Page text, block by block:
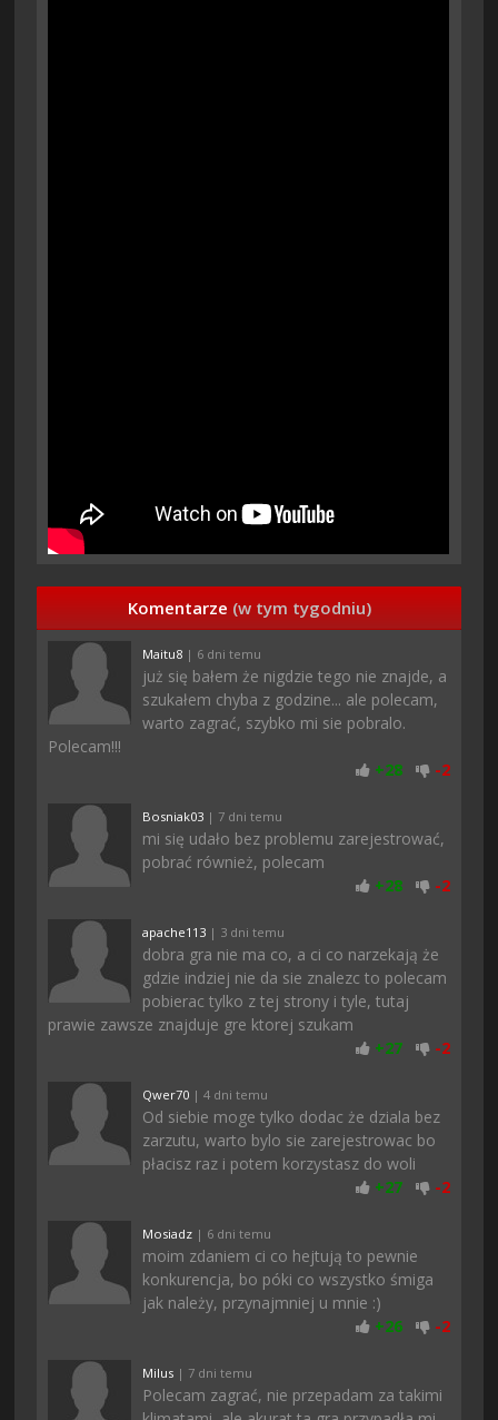
Komentarze (w tym tygodniu)
Maitu8 | 6 dni temu
już się bałem że nigdzie tego nie znajde, a
szukałem chyba z godzine... ale polecam,
warto zagrać, szybko mi sie pobralo.
Polecam!!!
+28 -2
Bosniak03 | 7 dni temu
mi się udało bez problemu zarejestrować,
pobrać również, polecam
+28 -2
apache113 | 3 dni temu
dobra gra nie ma co, a ci co narzekają że
gdzie indziej nie da sie znalezc to polecam
pobierac tylko z tej strony i tyle, tutaj
prawie zawsze znajduje gre ktorej szukam
+27 -2
Qwer70 | 4 dni temu
Od siebie moge tylko dodac że dziala bez
zarzutu, warto bylo sie zarejestrowac bo
płacisz raz i potem korzystasz do woli
+27 -2
Mosiadz | 6 dni temu
moim zdaniem ci co hejtują to pewnie
konkurencja, bo póki co wszystko śmiga
jak należy, przynajmniej u mnie :)
+26 -2
Milus | 7 dni temu
Polecam zagrać, nie przepadam za takimi